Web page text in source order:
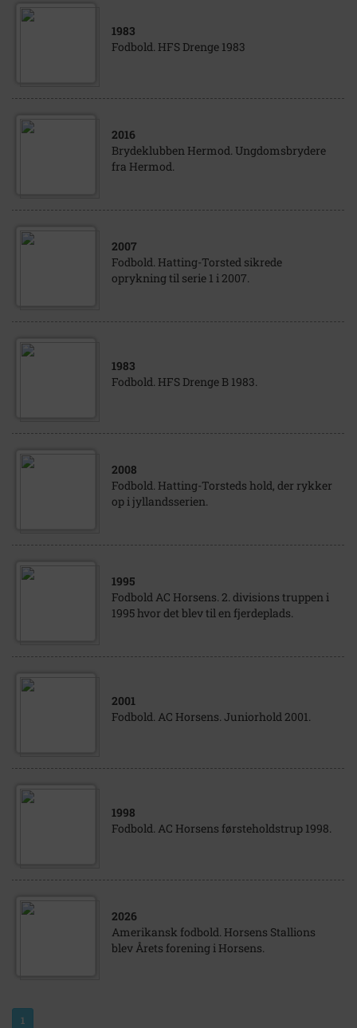
1983
Fodbold. HFS Drenge 1983
2016
Brydeklubben Hermod. Ungdomsbrydere
fra Hermod.
2007
Fodbold. Hatting-Torsted sikrede
oprykning til serie 1 i 2007.
1983
Fodbold. HFS Drenge B 1983.
2008
Fodbold. Hatting-Torsteds hold, der rykker
op i jyllandsserien.
1995
Fodbold AC Horsens. 2. divisions truppen i
1995 hvor det blev til en fjerdeplads.
2001
Fodbold. AC Horsens. Juniorhold 2001.
1998
Fodbold. AC Horsens førsteholdstrup 1998.
2026
Amerikansk fodbold. Horsens Stallions
blev Årets forening i Horsens.
1